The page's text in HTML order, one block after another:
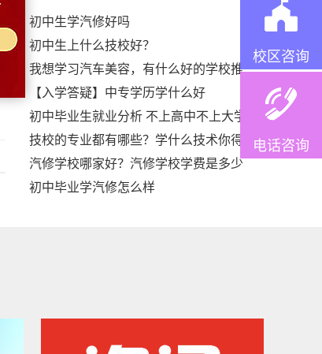
初中生学汽修好吗
初中生上什么技校好？
我想学习汽车美容，有什么好的学校推
【入学答疑】中专学历学什么好
初中毕业生就业分析 不上高中不上大学
技校的专业都有哪些？学什么技术你得
汽修学校哪家好？汽修学校学费是多少
初中毕业学汽修怎么样
校区咨询
电话咨询